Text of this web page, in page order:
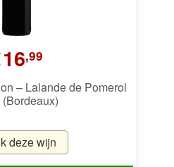
16,99
– Lalande de Pomerol
deze wijn